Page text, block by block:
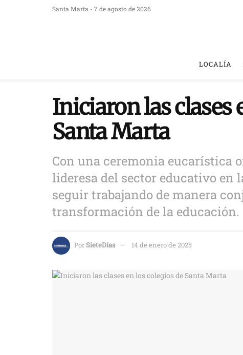
Santa Marta - 7 de agosto de 2026
LOCALÍA
Iniciaron las clases
Santa Marta
Con una ceremonia eucarística
lideresa del sector educativo en
seguir trabajando de manera
transformación de la educación.
PorSieteDías 14 de enero de 2025